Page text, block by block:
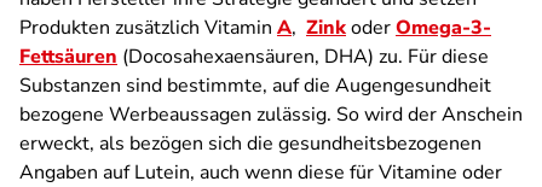
Produkten zusätzlich Vitamin A, ZinkoderOmega-3-
Fettsäuren (Docosahexaensäuren, DHA) zu. Für diese
Substanzen sind bestimmte, auf die Augengesundheit
bezogene Werbeaussagen zulässig. So wird der Anschein
erweckt, als bezögen sich die gesundheitsbezogenen
Angaben auf Lutein, auch wenn diese für Vitamine oder